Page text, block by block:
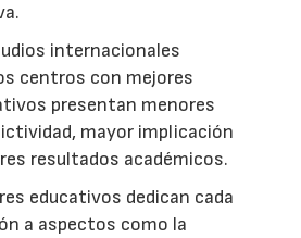
internacionales
centros con mejores
presentan menores
mayor implicación
resultados académicos.
educativos dedican cada
a aspectos como la